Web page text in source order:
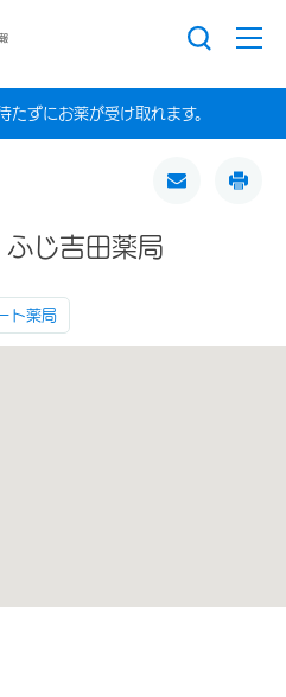
たずにお薬が受け取れます。
じ吉田薬局
ト薬局